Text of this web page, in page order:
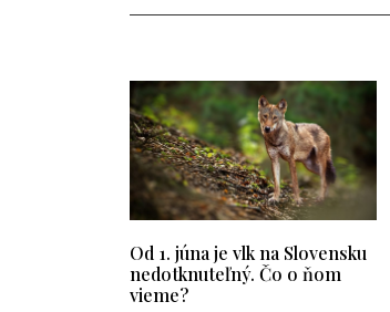
Od 1. júna je vlk na Slovensku
nedotknuteľný. Čo o ňom
vieme?